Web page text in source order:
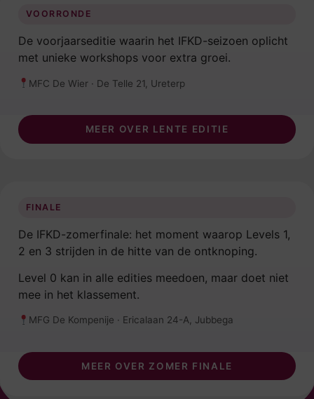
VOORRONDE
De voorjaarseditie waarin het IFKD-seizoen oplicht
met unieke workshops voor extra groei.
MFC De Wier · De Telle 21, Ureterp
MEER OVER LENTE EDITIE
ZOMER FINALE
FINALE
De IFKD-zomerfinale: het moment waarop Levels 1,
2 en 3 strijden in de hitte van de ontknoping.
Level 0 kan in alle edities meedoen, maar doet niet
mee in het klassement.
MFG De Kompenije · Ericalaan 24-A, Jubbega
MEER OVER ZOMER FINALE